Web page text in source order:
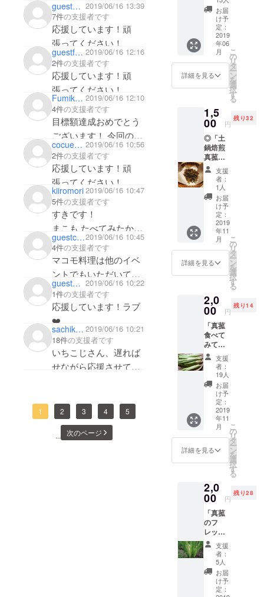
応援しています！頑
guest9b8985654d 2019/06/16 13:39
7件の支援者です
応援しています！頑
張ってください！
guestfd9f4a529f 2019/06/16 12:16
2件の支援者です
応援しています！頑
張ってください！
Fumiko Hayashi 2019/06/16 12:10
4件の支援者です
目標額達成おめでとう
ございます！ 今回の目
的、ゴールに一緒に向
かうよ❣️
楽しみにしています
ね！ ステイシーふみこ
cocue0127 2019/06/16 10:56
2件の支援者です
応援しています！頑
張ってください！
真菰、大好きです♪
kiiromori2019/06/16 10:47
5件の支援者です
すきです！
まこも たべてみたかっ
た
めちゃおいしそう〜
guestc61cd76d162019/06/16 10:45
4件の支援者です
マコモ料理は他のイベ
ントでもいただいてか
らだがスッキリしまし
た。今回はマッサージ
が気になりました！応
援しています(^^)
guest55478f587e 2019/06/16 10:22
1件の支援者です
応援しています！ラブ
❤️
sachiko_laulea 2019/06/16 10:21
18件の支援者です
いちこじさん、遅れば
せながら応援させて下
そこの一画に水を張り
真菰を育てたいと思い
ます。そして下曽我の
1 2 3 4 5
... 次のページ
どうぞよろ
しくお願い
いたしま
す！
は特に
不要だ
けど、
パトロ
ンとし
て今後
の活動
を見守
るね！
という
コー
ス、 勇
気を出
して設
定して
みまし
た。 活
動報告
を受け
取って
いただ
くと共
に 植え
て 育っ
て 収穫
して 食
べて
になっ
て… と
いう真
菰にま
つわる
私達の
あれこ
れを 応
援して
いただ
けたら
嬉しい
です。
お礼
メッ
セージ
を
せてい
ただき
お届
け予
定：
2019
年06
月
詳細を見る
こ
の
リ
タ
ー
ン
を
選
択
す
る
1,5
00 円
残り32
◎「土
鍋焙煎
真菰茶
を飲ん
でみて
くださ
い！
コー
ス」
（1500
円） 収
穫した
真菰の
葉っぱ
を乾燥
させ
鍋で丁
寧に
炒って
お茶に
したも
のを送
りま
す。 ま
ろやか
で優し
い真菰
が身体
すーっ
と通り
過ぎて
いきま
５個
を、郵
便局の
【ス
マート
レ
ター】
にて送
らせて
いただ
きます
ね。 ※
支援
者：
1人
お届
け予
定：
2019
年11
月
詳細を見る
こ
の
リ
タ
ー
ン
を
選
択
す
る
2,0
00 円
残り14
「真菰
食べて
みてく
ださ
い！」
コース
秋
になり
収穫し
たらお
すすめ
レシピ
ブック
と共に
【５
本】送
す。
レ
ター
パック
(赤)で送
りま
す。ご
了承く
ださ
い。
支援
者：
19人
お届
け予
定：
2019
年11
月
詳細を見る
こ
の
リ
タ
ー
ン
を
選
択
す
る
2,0
00 円
残り28
「真菰
のフ
レッ
シュな
葉っ
ぱ、
使って
みてく
ださ
支援
者：
5人
お届
け予
定：